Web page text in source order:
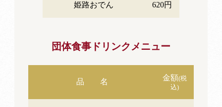
姫路おでん 620円
団体食事ドリンクメニュー
品 名 金額(税
込)